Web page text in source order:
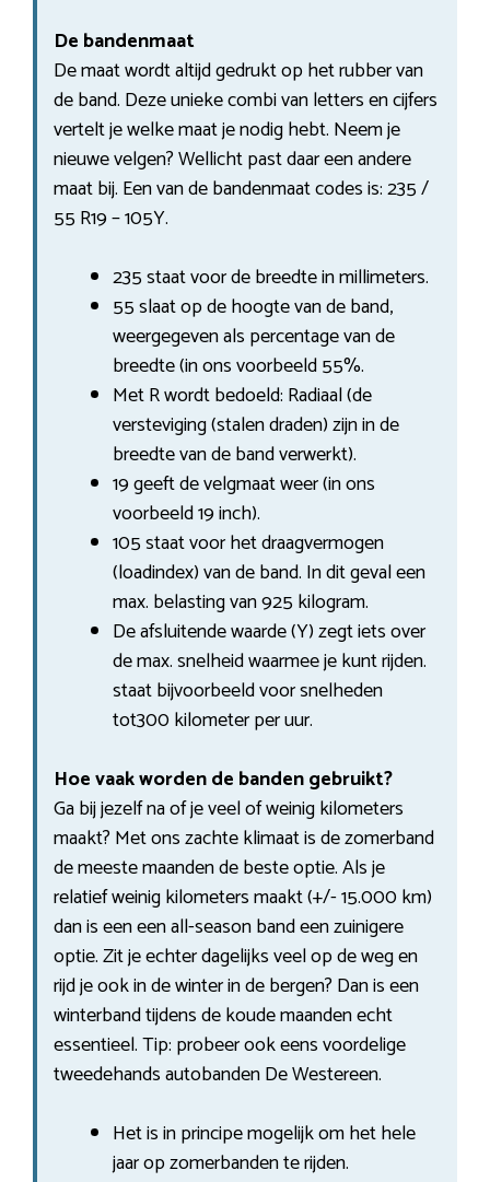
De bandenmaat
De maat wordt altijd gedrukt op het rubber van
de band. Deze unieke combi van letters en cijfers
vertelt je welke maat je nodig hebt. Neem je
nieuwe velgen? Wellicht past daar een andere
maat bij. Een van de bandenmaat codes is: 235 /
55 R19 – 105Y.
235 staat voor de breedte in millimeters.
55 slaat op de hoogte van de band,
weergegeven als percentage van de
breedte (in ons voorbeeld 55%.
Met R wordt bedoeld: Radiaal (de
versteviging (stalen draden) zijn in de
breedte van de band verwerkt).
19 geeft de velgmaat weer (in ons
voorbeeld 19 inch).
105 staat voor het draagvermogen
(loadindex) van de band. In dit geval een
max. belasting van 925 kilogram.
De afsluitende waarde (Y) zegt iets over
de max. snelheid waarmee je kunt rijden.
staat bijvoorbeeld voor snelheden
tot300 kilometer per uur.
Hoe vaak worden de banden gebruikt?
Ga bij jezelf na of je veel of weinig kilometers
maakt? Met ons zachte klimaat is de zomerband
de meeste maanden de beste optie. Als je
relatief weinig kilometers maakt (+/- 15.000 km)
dan is een een all-season band een zuinigere
optie. Zit je echter dagelijks veel op de weg en
rijd je ook in de winter in de bergen? Dan is een
winterband tijdens de koude maanden echt
essentieel. Tip: probeer ook eens voordelige
tweedehands autobanden De Westereen.
Het is in principe mogelijk om het hele
jaar op zomerbanden te rijden.